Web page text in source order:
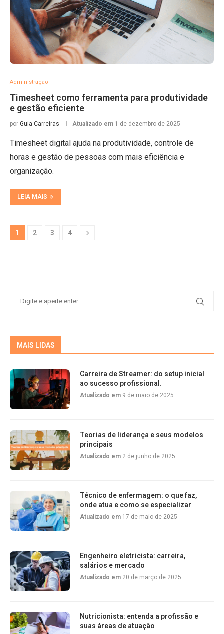
Administração
Timesheet como ferramenta para produtividade
e gestão eficiente
por Guia Carreiras Atualizado em 1 de dezembro de 2025
Timesheet digital ajuda na produtividade, controle de
horas e gestão de pessoas com mais eficiência e
organização.
LEIA MAIS
1 2 3 4
MAIS LIDAS
Carreira de Streamer: do setup inicial
ao sucesso profissional.
Atualizado em 9 de maio de 2025
Teorias de liderança e seus modelos
principais
Atualizado em 2 de junho de 2025
Técnico de enfermagem: o que faz,
onde atua e como se especializar
Atualizado em 17 de maio de 2025
Engenheiro eletricista: carreira,
salários e mercado
Atualizado em 20 de março de 2025
Nutricionista: entenda a profissão e
suas áreas de atuação